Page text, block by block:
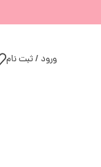
ورود / ثبت نام